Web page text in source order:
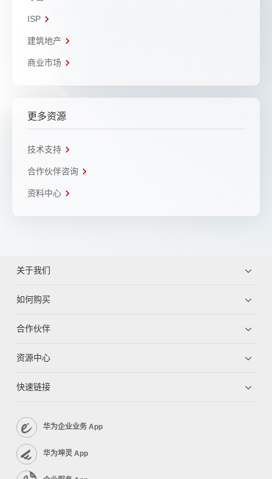
ISP
建筑地产
商业市场
更多资源
技术支持
合作伙伴咨询
资料中心
关于我们
如何购买
合作伙伴
资源中心
快速链接
华为企业业务 App
华为坤灵 App